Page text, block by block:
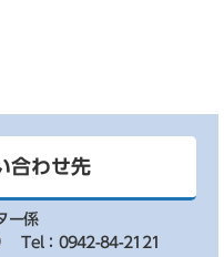
合わせ先
ー係
Tel：0942-84-2121